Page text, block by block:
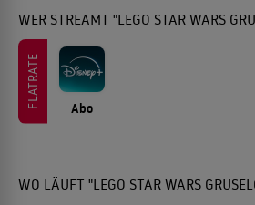
WER STREAMT "LEGO STAR WARS
FLATRATE Abo
WO LÄUFT "LEGO STAR WARS